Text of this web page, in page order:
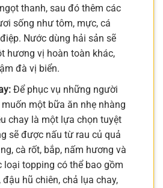
thanh, sau đó thêm các
sống như tôm, mực, cá
Nước dùng hải sản sẽ
hương vị hoàn toàn khác,
đà vị biển.
Để phục vụ những người
một bữa ăn nhẹ nhàng
chay là một lựa chọn tuyệt
sẽ được nấu từ rau củ quả
cà rốt, bắp, nấm hương và
loại topping có thể bao gồm
hũ chiên, chả lụa chay,